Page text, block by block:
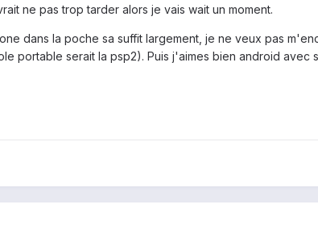
ne pas trop tarder alors je vais wait un moment.
dans la poche sa suffit largement, je ne veux pas
portable serait la psp2). Puis j'aimes bien android avec